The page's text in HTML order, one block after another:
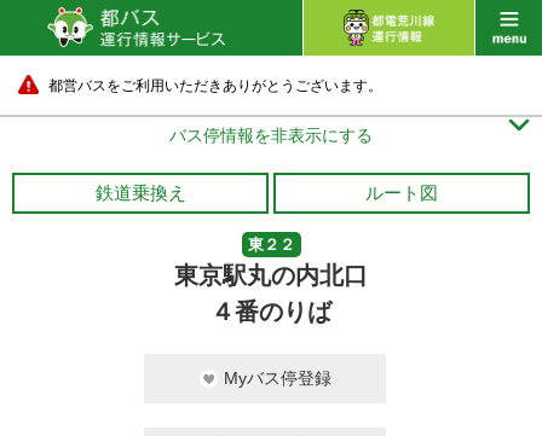
都営バスをご利用いただきありがとうございます。
バス停情報を非表示にする 
鉄道乗換え ルート図
東２２
東京駅丸の内北口
４番のりば
Myバス停登録